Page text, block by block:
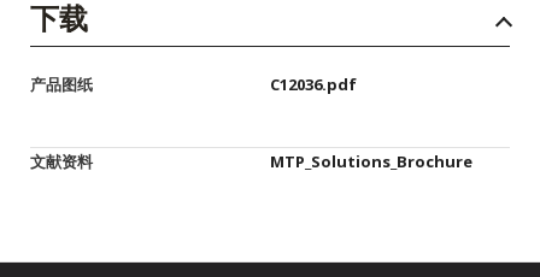
下载
产品图纸 C12036.pdf
文献资料 MTP_Solutions_Brochure